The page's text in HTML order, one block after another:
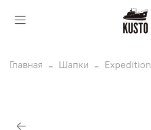
Главная Шапки Expedition